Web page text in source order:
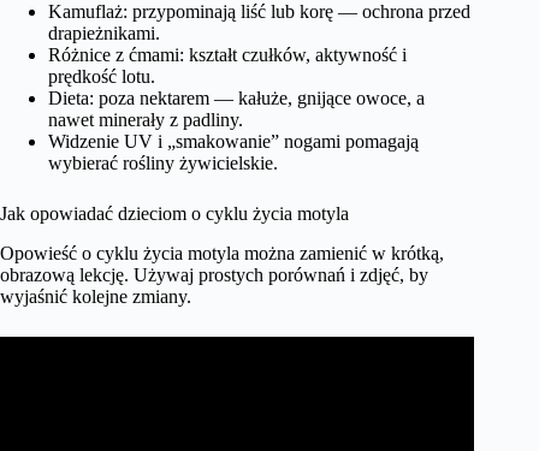
Kamuflaż: przypominają liść lub korę — ochrona przed
drapieżnikami.
Różnice z ćmami: kształt czułków, aktywność i
prędkość lotu.
Dieta: poza nektarem — kałuże, gnijące owoce, a
nawet minerały z padliny.
Widzenie UV i „smakowanie” nogami pomagają
wybierać rośliny żywicielskie.
Jak opowiadać dzieciom o cyklu życia motyla
Opowieść o cyklu życia motyla można zamienić w krótką,
obrazową lekcję. Używaj prostych porównań i zdjęć, by
wyjaśnić kolejne zmiany.